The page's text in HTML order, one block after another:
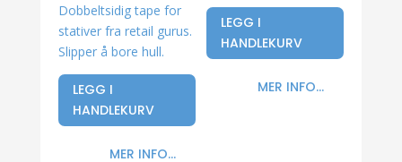
Dobbeltsidig tape for
stativer fra retail gurus.
Slipper å bore hull.
LEGG I
HANDLEKURV
MER INFO...
LEGG I
HANDLEKURV
MER INFO...